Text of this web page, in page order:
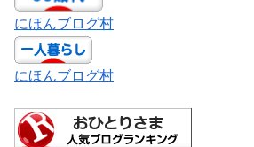
にほんブログ村
にほんブログ村